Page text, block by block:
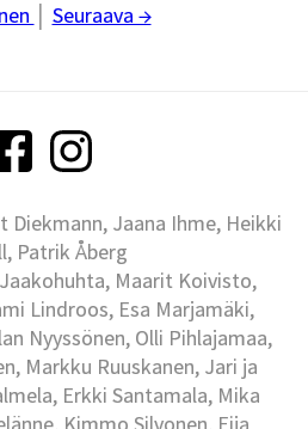
Seuraava →
Jaana Ihme, Heikki
Patrik Åberg
Maarit Koivisto,
Lindroos, Esa Marjamäki,
Nyyssönen, Olli Pihlajamaa,
Markku Ruuskanen, Jari ja
Erkki Santamala, Mika